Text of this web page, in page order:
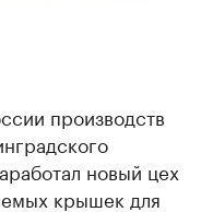
производств
новый цех
крышек для